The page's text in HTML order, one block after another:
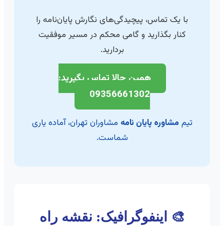
با یک تماس، پیچیدگی‌های نگارش پایان‌نامه را
کنار بگذارید و گامی محکم در مسیر موفقیت
بردارید.
همین حالا تماس بگیرید:
09356661302
مشاوره پایان نامه مشاوران تهران، آماده یاری
شماست.
🎨 اینفوگرافیک: نقشه راه